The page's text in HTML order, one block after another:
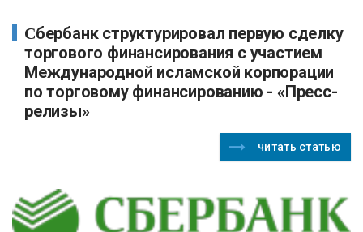
Сбербанк структурировал первую сделку
торгового финансирования с участием
Международной исламской корпорации
по торговому финансированию - «Пресс-
релизы»
читать статью